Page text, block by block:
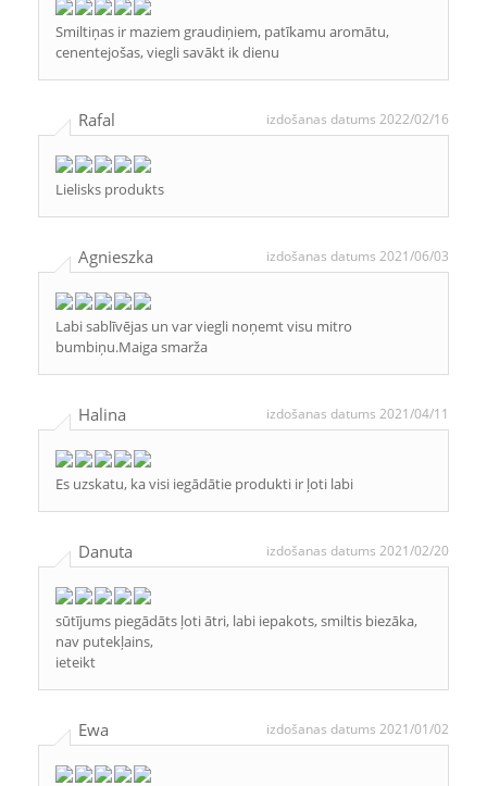
Smiltiņas ir maziem graudiņiem, patīkamu aromātu,
cenentejošas, viegli savākt ik dienu
Rafal izdošanas datums 2022/02/16
Lielisks produkts
Agnieszka izdošanas datums 2021/06/03
Labi sablīvējas un var viegli noņemt visu mitro
bumbiņu.Maiga smarža
Halina izdošanas datums 2021/04/11
Es uzskatu, ka visi iegādātie produkti ir ļoti labi
Danuta izdošanas datums 2021/02/20
sūtījums piegādāts ļoti ātri, labi iepakots, smiltis biezāka,
nav putekļains,
ieteikt
Ewa izdošanas datums 2021/01/02